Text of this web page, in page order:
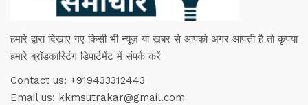
हमारे द्वारा दिखाए गए किसी भी न्यूज़ या खबर से आपको अगर आपत्ती है तो कृपया
हमारे ब्रॉडकास्टिंग डिपार्टमेंट में संपर्क करें
Contact us: +919433312443
Email us: kkmsutrakar@gmail.com